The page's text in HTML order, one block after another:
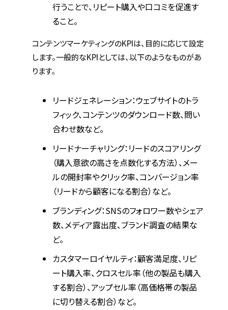
行うことで、リピート購入や口コミを促進す
ること。
コンテンツマーケティングのKPIは、目的に応じて設定
します。一般的なKPIとしては、以下のようなものがあ
ります。
リードジェネレーション：ウェブサイトのトラ
フィック、コンテンツのダウンロード数、問い
合わせ数など。
リードナーチャリング：リードのスコアリング
（購入意欲の高さを点数化する方法）、メー
ルの開封率やクリック率、コンバージョン率
（リードから顧客になる割合）など。
ブランディング：SNSのフォロワー数やシェア
数、メディア露出度、ブランド調査の結果な
ど。
カスタマーロイヤルティ：顧客満足度、リピ
ート購入率、クロスセル率（他の製品も購入
する割合）、アップセル率（高価格帯の製品
に切り替える割合）など。